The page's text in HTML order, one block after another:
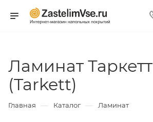
Ламинат Таркетт
(Tarkett)
Главная — Каталог — Ламинат